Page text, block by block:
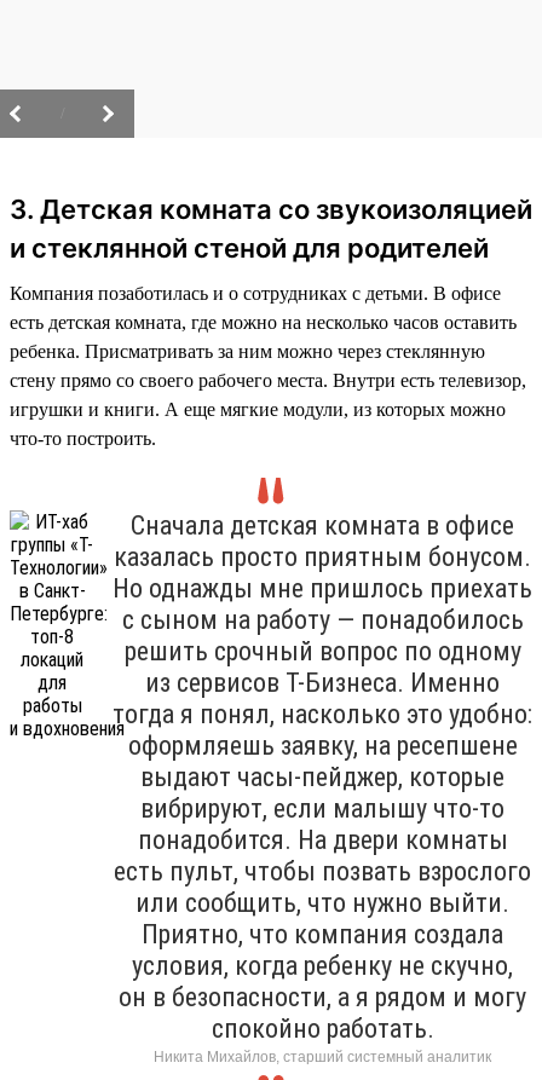
3. Детская комната со звукоизоляцией
и стеклянной стеной для родителей
Компания позаботилась и о сотрудниках с детьми. В офисе
есть детская комната, где можно на несколько часов оставить
ребенка. Присматривать за ним можно через стеклянную
стену прямо со своего рабочего места. Внутри есть телевизор,
игрушки и книги. А еще мягкие модули, из которых можно
что-то построить.
Сначала детская комната в офисе
казалась просто приятным бонусом.
Но однажды мне пришлось приехать
с сыном на работу — понадобилось
решить срочный вопрос по одному
из сервисов Т-Бизнеса. Именно
тогда я понял, насколько это удобно:
оформляешь заявку, на ресепшене
выдают часы-пейджер, которые
вибрируют, если малышу что-то
понадобится. На двери комнаты
есть пульт, чтобы позвать взрослого
или сообщить, что нужно выйти.
Приятно, что компания создала
условия, когда ребенку не скучно,
он в безопасности, а я рядом и могу
спокойно работать.
Никита Михайлов, старший системный аналитик